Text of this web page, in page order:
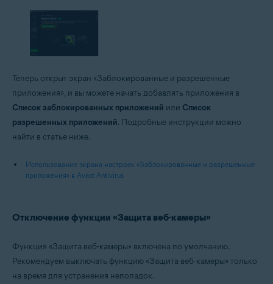
Теперь открыт экран «Заблокированные и разрешенные
приложения», и вы можете начать добавлять приложения в
Список заблокированных приложений или Список
разрешенных приложений. Подробные инструкции можно
найти в статье ниже.
Использование экрана настроек «Заблокированные и разрешенные
приложения» в Avast Antivirus
Отключение функции «Защита веб-камеры»
Функция «Защита веб-камеры» включена по умолчанию.
Рекомендуем выключать функцию «Защита веб-камеры» только
на время для устранения неполадок.